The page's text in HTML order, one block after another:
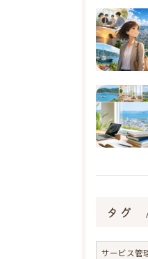
タグ
サービス管